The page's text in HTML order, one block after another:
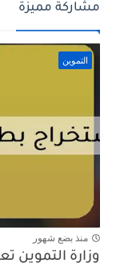
مشاركة مميزة
التموين
منذ بضع شهور